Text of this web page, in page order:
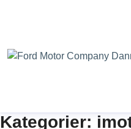
Kategorier: